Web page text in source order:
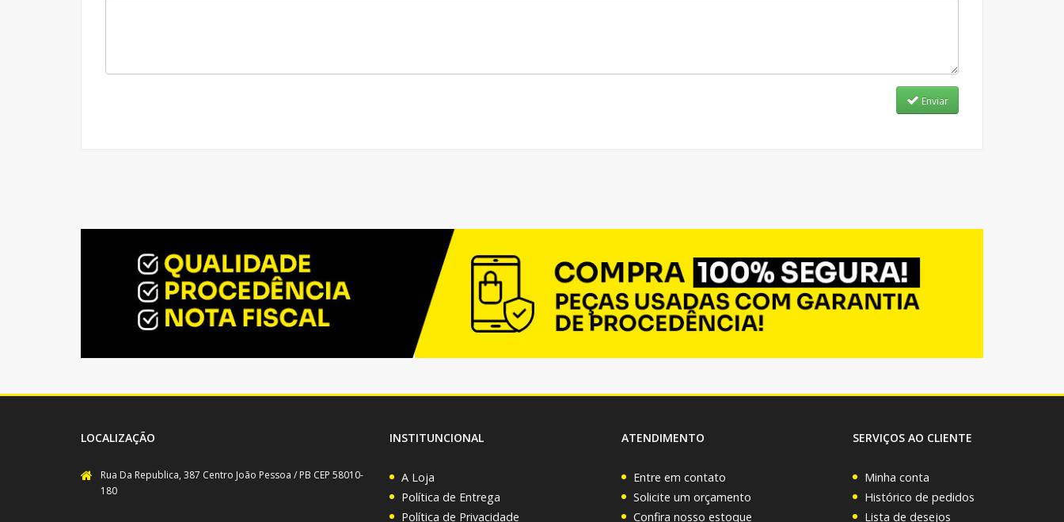
Enviar
LOCALIZAÇÃO
Rua Da Republica, 387 Centro João Pessoa / PB CEP 58010-
180
INSTITUNCIONAL
A Loja
Política de Entrega
Política de Privacidade
ATENDIMENTO
Entre em contato
Solicite um orçamento
Confira nosso estoque
SERVIÇOS AO CLIENTE
Minha conta
Histórico de pedidos
Lista de desejos